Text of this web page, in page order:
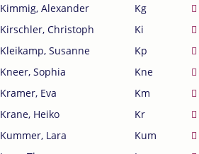
Kimmig, Alexander
Kg
Kirschler, Christoph
Ki
Kleikamp, Susanne
Kp
Kneer, Sophia
Kne
Kramer, Eva
Km
Krane, Heiko
Kr
Kummer, Lara
Kum